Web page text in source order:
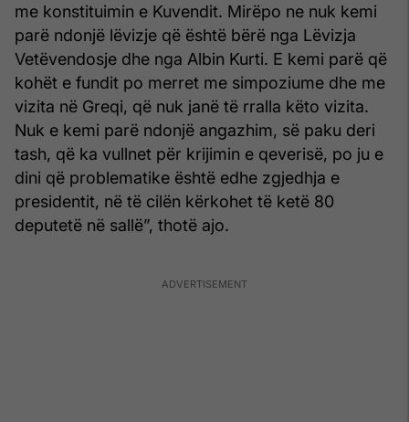
me konstituimin e Kuvendit. Mirëpo ne nuk kemi
parë ndonjë lëvizje që është bërë nga Lëvizja
Vetëvendosje dhe nga Albin Kurti. E kemi parë që
kohët e fundit po merret me simpoziume dhe me
vizita në Greqi, që nuk janë të rralla këto vizita.
Nuk e kemi parë ndonjë angazhim, së paku deri
tash, që ka vullnet për krijimin e qeverisë, po ju e
dini që problematike është edhe zgjedhja e
presidentit, në të cilën kërkohet të ketë 80
deputetë në sallë”, thotë ajo.